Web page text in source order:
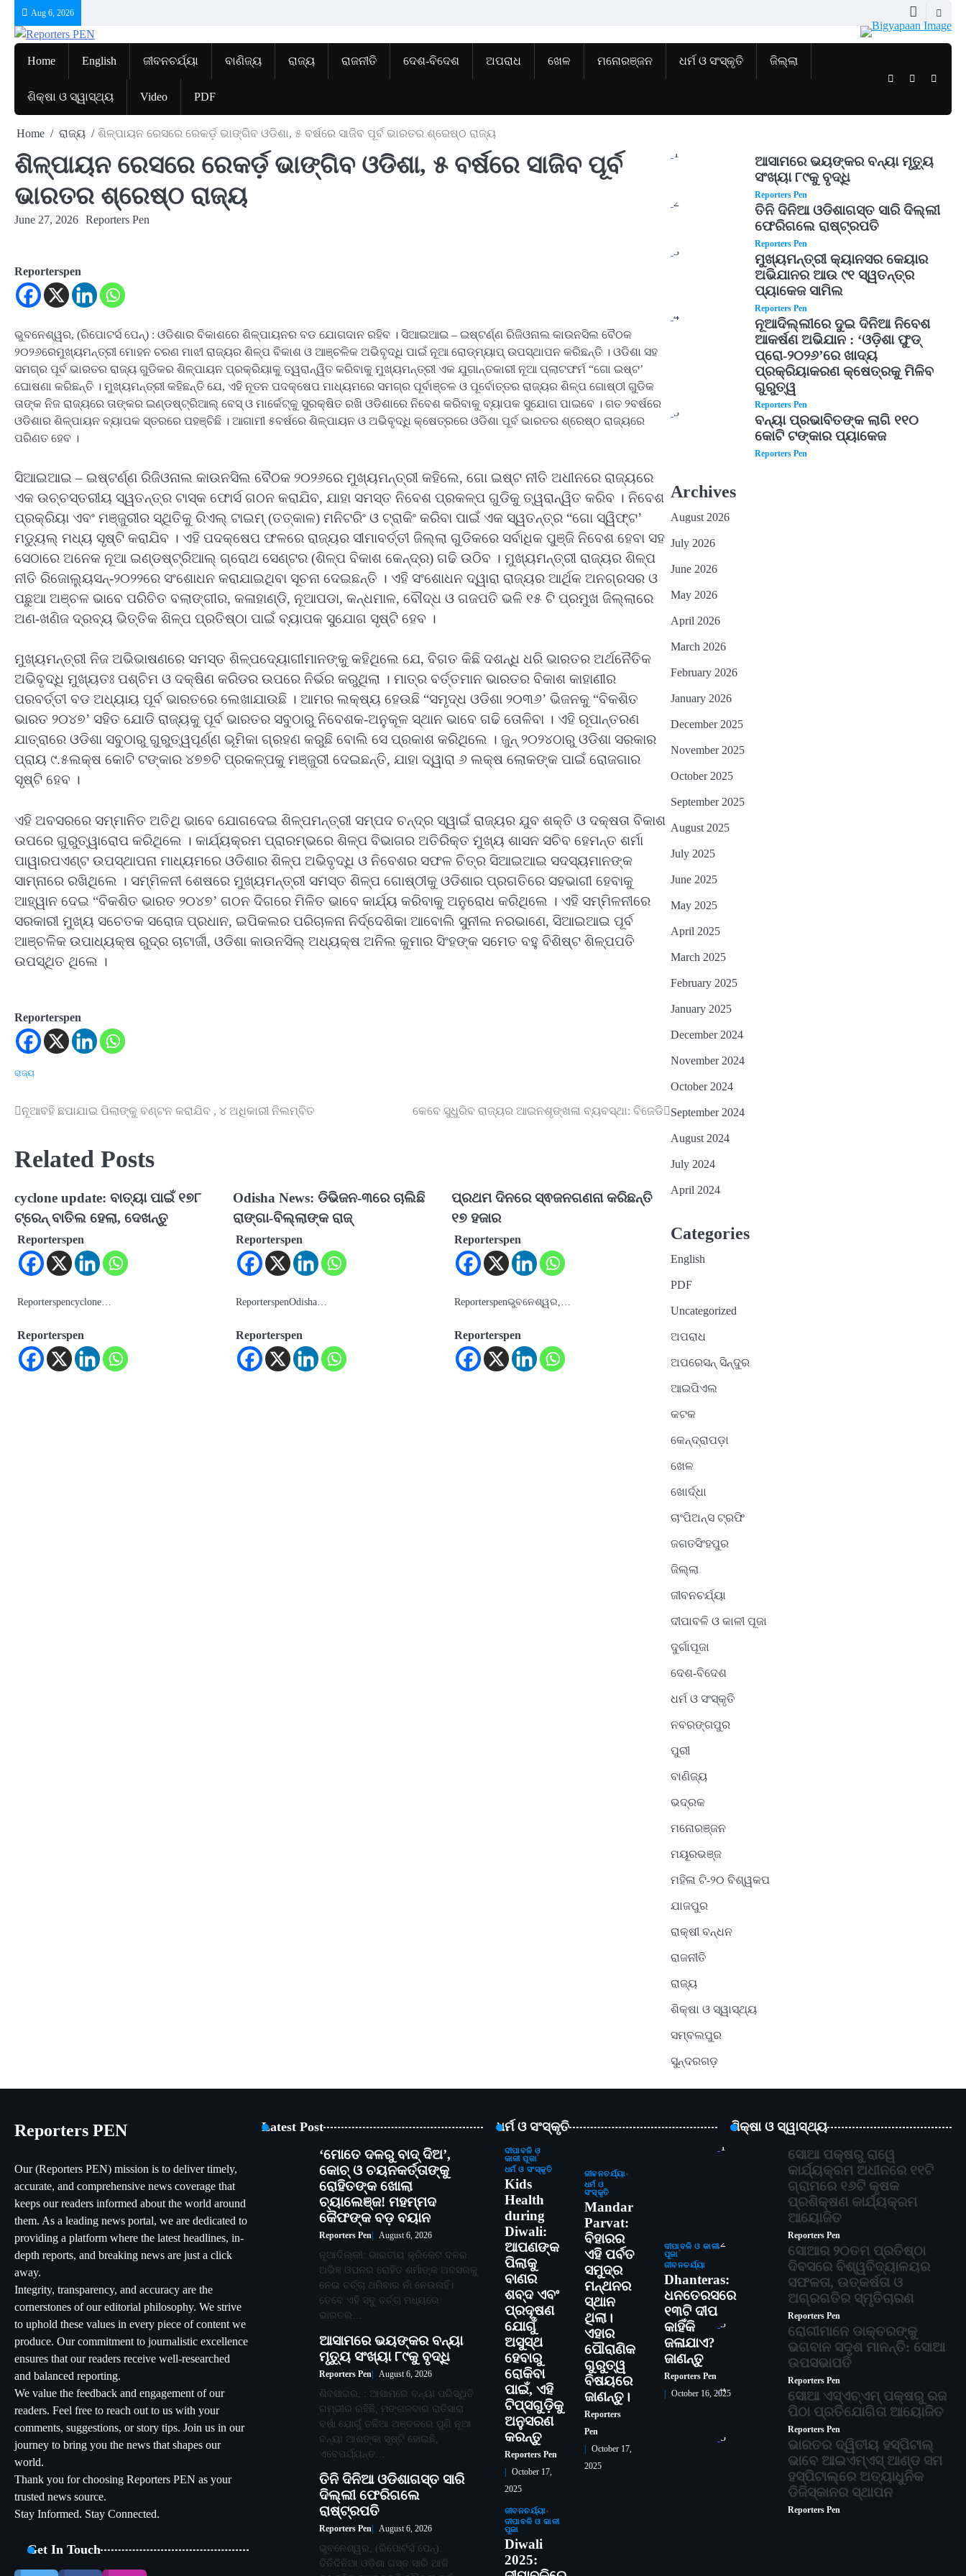
content
Aug 6, 2026
Home English ଜୀବନଚର୍ଯ୍ୟା ବାଣିଜ୍ୟ ରାଜ୍ୟ ରାଜନୀତି ଦେଶ-ବିଦେଶ ଅପରାଧ ଖେଳ ମନୋରଞ୍ଜନ ଧର୍ମ ଓ ସଂସ୍କୃତି ଜିଲ୍ଲା
ଶିକ୍ଷା ଓ ସ୍ୱାସ୍ଥ୍ୟ Video PDF
TwitterFacebook
Home ରାଜ୍ୟ ଶିଳ୍ପାୟନ ରେସରେ ରେକର୍ଡ଼ ଭାଙ୍ଗିବ ଓଡିଶା, ୫ ବର୍ଷରେ ସାଜିବ ପୂର୍ବ ଭାରତର ଶ୍ରେଷ୍ଠ ରାଜ୍ୟ
ଶିଳ୍ପାୟନ ରେସରେ ରେକର୍ଡ଼ ଭାଙ୍ଗିବ ଓଡିଶା, ୫ ବର୍ଷରେ ସାଜିବ ପୂର୍ବ
ଭାରତର ଶ୍ରେଷ୍ଠ ରାଜ୍ୟ
June 27, 2026 Reporters Pen
Reporterspen
ଭୁବନେଶ୍ୱର, (ରିପୋଟର୍ସ ପେନ୍‌) : ଓଡିଶାର ବିକାଶରେ ଶିଳ୍ପାୟନର ବଡ ଯୋଗଦାନ ରହିବ । ସିଆଇଆଇ – ଇଷ୍ଟର୍ଣ୍ଣ ରିଜିଓନାଲ କାଉନସିଲ ବୈଠକ
୨୦୨୬ରେମୁଖ୍ୟମନ୍ତ୍ରୀ ମୋହନ ଚରଣ ମାଝୀ ରାଜ୍ୟର ଶିଳ୍ପ ବିକାଶ ଓ ଆଞ୍ଚଳିକ ଅଭିବୃଦ୍ଧି ପାଇଁ ନୂଆ ରୋଡ୍ମ୍ୟାପ୍ ଉପସ୍ଥାପନ କରିଛନ୍ତି । ଓଡିଶା ସହ
ସମଗ୍ର ପୂର୍ବ ଭାରତର ରାଜ୍ୟ ଗୁଡିକର ଶିଳ୍ପାୟନ ପ୍ରକ୍ରିୟାକୁ ତ୍ୱରାନ୍ୱିତ କରିବାକୁ ମୁଖ୍ୟମନ୍ତ୍ରୀ ଏକ ଯୁଗାନ୍ତକାରୀ ନୂଆ ପ୍ଲାଟଫର୍ମ “ଗୋ ଇଷ୍ଟ’
ଘୋଷଣା କରିଛନ୍ତି । ମୁଖ୍ୟମନ୍ତ୍ରୀ କହିଛନ୍ତି ଯେ, ଏହି ନୂତନ ପଦକ୍ଷେପ ମାଧ୍ୟମରେ ସମଗ୍ର ପୂର୍ବାଞ୍ଚଳ ଓ ପୂର୍ବୋତ୍ତର ରାଜ୍ୟର ଶିଳ୍ପ ଗୋଷ୍ଠୀ ଗୁଡିକ
ତାଙ୍କ ନିଜ ରାଜ୍ୟରେ ତାଙ୍କର ଇଣ୍ଡଷ୍ଟ୍ରିଆଲ୍ ବେସ୍ ଓ ମାର୍କେଟ୍କୁ ସୁରକ୍ଷିତ ରଖି ଓଡିଶାରେ ନିବେଶ କରିବାକୁ ବ୍ୟାପକ ସୁଯୋଗ ପାଇବେ । ଗତ ୨ବର୍ଷରେ
ଓଡିଶାର ଶିଳ୍ପାୟନ ବ୍ୟାପକ ସ୍ତରରେ ପହଞ୍ଚିଛି । ଆଗାମୀ ୫ବର୍ଷରେ ଶିଳ୍ପାୟନ ଓ ଅଭିବୃଦ୍ଧି କ୍ଷେତ୍ରରେ ଓଡିଶା ପୂର୍ବ ଭାରତର ଶ୍ରେଷ୍ଠ ରାଜ୍ୟରେ
ପରିଣତ ହେବ ।
ସିଆଇଆଇ – ଇଷ୍ଟର୍ଣ୍ଣ ରିଜିଓନାଲ କାଉନସିଲ ବୈଠକ ୨୦୨୬ରେ ମୁଖ୍ୟମନ୍ତ୍ରୀ କହିଲେ, ଗୋ ଇଷ୍ଟ ନୀତି ଅଧୀନରେ ରାଜ୍ୟରେ
ଏକ ଉଚ୍ଚସ୍ତରୀୟ ସ୍ୱତନ୍ତ୍ର ଟାସ୍କ ଫୋର୍ସ ଗଠନ କରାଯିବ, ଯାହା ସମସ୍ତ ନିବେଶ ପ୍ରକଳ୍ପ ଗୁଡିକୁ ତ୍ୱରାନ୍ୱିତ କରିବ । ନିବେଶ
ପ୍ରକ୍ରିୟା ଏବଂ ମଞ୍ଜୁରୀର ସ୍ଥିତିକୁ ରିଏଲ୍ ଟାଇମ୍ (ତତ୍କାଳ) ମନିଟରିଂ ଓ ଟ୍ରାକିଂ କରିବା ପାଇଁ ଏକ ସ୍ୱତନ୍ତ୍ର “ଗୋ ସ୍ୱିଫ୍ଟ’
ମଡ୍ୟୁଲ୍ ମଧ୍ୟ ସୃଷ୍ଟି କରାଯିବ । ଏହି ପଦକ୍ଷେପ ଫଳରେ ରାଜ୍ୟର ସୀମାବର୍ତ୍ତୀ ଜିଲ୍ଲା ଗୁଡିକରେ ସର୍ବାଧିକ ପୁଞ୍ଜି ନିବେଶ ହେବା ସହ
ସେଠାରେ ଅନେକ ନୂଆ ଇଣ୍ଡଷ୍ଟ୍ରିଆଲ୍ ଗ୍ରୋଥ ସେଣ୍ଟର (ଶିଳ୍ପ ବିକାଶ କେନ୍ଦ୍ର) ଗଢି ଉଠିବ । ମୁଖ୍ୟମନ୍ତ୍ରୀ ରାଜ୍ୟର ଶିଳ୍ପ
ନୀତି ରିଜୋଲ୍ୟୁସନ୍‌-୨୦୨୨ରେ ସଂଶୋଧନ କରାଯାଇଥିବା ସୂଚନା ଦେଇଛନ୍ତି । ଏହି ସଂଶୋଧନ ଦ୍ୱାରା ରାଜ୍ୟର ଆର୍ଥିକ ଅନଗ୍ରସର ଓ
ପଛୁଆ ଅଞ୍ଚଳ ଭାବେ ପରିଚିତ ବଲାଙ୍ଗୀର, କଳାହାଣ୍ଡି, ନୂଆପଡା, କନ୍ଧମାଳ, ବୌଦ୍ଧ ଓ ଗଜପତି ଭଳି ୧୫ ଟି ପ୍ରମୁଖ ଜିଲ୍ଲାରେ
ଅଣ-ଖଣିଜ ଦ୍ରବ୍ୟ ଭିତ୍ତିକ ଶିଳ୍ପ ପ୍ରତିଷ୍ଠା ପାଇଁ ବ୍ୟାପକ ସୁଯୋଗ ସୃଷ୍ଟି ହେବ ।
ମୁଖ୍ୟମନ୍ତ୍ରୀ ନିଜ ଅଭିଭାଷଣରେ ସମସ୍ତ ଶିଳ୍ପଦ୍ୟୋଗୀମାନଙ୍କୁ କହିଥିଲେ ଯେ, ବିଗତ କିଛି ଦଶନ୍ଧି ଧରି ଭାରତର ଅର୍ଥନୈତିକ
ଅଭିବୃଦ୍ଧି ମୁଖ୍ୟତଃ ପଶ୍ଚିମ ଓ ଦକ୍ଷିଣ କରିଡର ଉପରେ ନିର୍ଭର କରୁଥିଲା । ମାତ୍ର ବର୍ତ୍ତମାନ ଭାରତର ବିକାଶ କାହାଣୀର
ପରବର୍ତ୍ତୀ ବଡ ଅଧ୍ୟାୟ ପୂର୍ବ ଭାରତରେ ଲେଖାଯାଉଛି । ଆମର ଲକ୍ଷ୍ୟ ହେଉଛି “ସମୃଦ୍ଧ ଓଡିଶା ୨୦୩୬’ ଭିଜନକୁ “ବିକଶିତ
ଭାରତ ୨୦୪୭’ ସହିତ ଯୋଡି ରାଜ୍ୟକୁ ପୂର୍ବ ଭାରତର ସବୁଠାରୁ ନିବେଶକ-ଅନୁକୂଳ ସ୍ଥାନ ଭାବେ ଗଢି ତୋଳିବା । ଏହି ରୂପାନ୍ତରଣ
ଯାତ୍ରାରେ ଓଡିଶା ସବୁଠାରୁ ଗୁରୁତ୍ୱପୂର୍ଣ୍ଣ ଭୂମିକା ଗ୍ରହଣ କରୁଛି ବୋଲି ସେ ପ୍ରକାଶ କରିଥିଲେ । ଜୁନ୍ ୨୦୨୪ଠାରୁ ଓଡିଶା ସରକାର
ପ୍ରାୟ ୯.୫ଲକ୍ଷ କୋଟି ଟଙ୍କାର ୪୭୭ଟି ପ୍ରକଳ୍ପକୁ ମଞ୍ଜୁରୀ ଦେଇଛନ୍ତି, ଯାହା ଦ୍ୱାରା ୬ ଲକ୍ଷ ଲୋକଙ୍କ ପାଇଁ ରୋଜଗାର
ସୃଷ୍ଟି ହେବ ।
ଏହି ଅବସରରେ ସମ୍ମାନିତ ଅତିଥି ଭାବେ ଯୋଗଦେଇ ଶିଳ୍ପମନ୍ତ୍ରୀ ସମ୍ପଦ ଚନ୍ଦ୍ର ସ୍ୱାଇଁ ରାଜ୍ୟର ଯୁବ ଶକ୍ତି ଓ ଦକ୍ଷତା ବିକାଶ
ଉପରେ ଗୁରୁତ୍ୱାରୋପ କରିଥିଲେ । କାର୍ଯ୍ୟକ୍ରମ ପ୍ରାରମ୍ଭରେ ଶିଳ୍ପ ବିଭାଗର ଅତିରିକ୍ତ ମୁଖ୍ୟ ଶାସନ ସଚିବ ହେମନ୍ତ ଶର୍ମା
ପାୱାରପଏଣ୍ଟ ଉପସ୍ଥାପନା ମାଧ୍ୟମରେ ଓଡିଶାର ଶିଳ୍ପ ଅଭିବୃଦ୍ଧି ଓ ନିବେଶର ସଫଳ ଚିତ୍ର ସିଆଇଆଇ ସଦସ୍ୟମାନଙ୍କ
ସାମ୍ନାରେ ରଖିଥିଲେ । ସମ୍ମିଳନୀ ଶେଷରେ ମୁଖ୍ୟମନ୍ତ୍ରୀ ସମସ୍ତ ଶିଳ୍ପ ଗୋଷ୍ଠୀକୁ ଓଡିଶାର ପ୍ରଗତିରେ ସହଭାଗୀ ହେବାକୁ
ଆହ୍ୱାନ ଦେଇ “ବିକଶିତ ଭାରତ ୨୦୪୭’ ଗଠନ ଦିଗରେ ମିଳିତ ଭାବେ କାର୍ଯ୍ୟ କରିବାକୁ ଅନୁରୋଧ କରିଥିଲେ । ଏହି ସମ୍ମିଳନୀରେ
ସରକାରୀ ମୁଖ୍ୟ ସଚେତକ ସରୋଜ ପ୍ରଧାନ, ଇପିକଲର ପରିଚାଳନା ନିର୍ଦ୍ଦେଶିକା ଆବୋଲି ସୁନୀଲ ନରଭାଣେ, ସିଆଇଆଇ ପୂର୍ବ
ଆଞ୍ଚଳିକ ଉପାଧ୍ୟକ୍ଷ ରୁଦ୍ର ଚାଟାର୍ଜୀ, ଓଡିଶା କାଉନସିଲ୍ ଅଧ୍ୟକ୍ଷ ଅନିଲ କୁମାର ସିଂହଙ୍କ ସମେତ ବହୁ ବିଶିଷ୍ଟ ଶିଳ୍ପପତି
ଉପସ୍ଥିତ ଥିଲେ ।
Reporterspen
ରାଜ୍ୟ
Post
ନୂଆବହି ଛପାଯାଇ ପିଲାଙ୍କୁ ବଣ୍ଟନ କରାଯିବ , ୪ ଅଧିକାରୀ ନିଲମ୍ବିତ କେବେ ସୁଧୁରିବ ରାଜ୍ୟର ଆଇନଶୃଙ୍ଖଳା ବ୍ୟବସ୍ଥା: ବିଜେଡି
Related Posts
cyclone update: ବାତ୍ୟା ପାଇଁ ୧୭୮
ଟ୍ରେନ୍‌ ବାତିଲ ହେଲା, ଦେଖନ୍ତୁ
Reporterspen
Reporterspencyclone…
Reporterspen
Odisha News: ଡିଭିଜନ-୩ରେ ଚାଲିଛି
ରାଙ୍ଗା-ବିଲ୍ଲାଙ୍କ ରାଜ୍‌
Reporterspen
ReporterspenOdisha…
Reporterspen
ପ୍ରଥମ ଦିନରେ ସ୍ଵଜନଗଣନା କରିଛନ୍ତି
୧୭ ହଜାର
Reporterspen
Reporterspenଭୁବନେଶ୍ୱର,…
Reporterspen
1
ଆସାମରେ ଭୟଙ୍କର ବନ୍ୟା ମୃତ୍ୟୁ
ସଂଖ୍ୟା ୮୯କୁ ବୃଦ୍ଧି
Reporters Pen
2
ତିନି ଦିନିଆ ଓଡିଶାଗସ୍ତ ସାରି ଦିଲ୍ଲୀ
ଫେରିଗଲେ ରାଷ୍ଟ୍ରପତି
Reporters Pen
3
ମୁଖ୍ୟମନ୍ତ୍ରୀ କ୍ୟାନସର କେୟାର
ଅଭିଯାନର ଆଉ ୯୧ ସ୍ୱତନ୍ତ୍ର
ପ୍ୟାକେଜ ସାମିଲ
Reporters Pen
4
ନୂଆଦିଲ୍ଲୀରେ ଦୁଇ ଦିନିଆ ନିବେଶ
ଆକର୍ଷଣ ଅଭିଯାନ : ‘ଓଡ଼ିଶା ଫୁଡ୍
ପ୍ରୋ-୨୦୨୬’ରେ ଖାଦ୍ୟ
ପ୍ରକ୍ରିୟାକରଣ କ୍ଷେତ୍ରକୁ ମିଳିବ
ଗୁରୁତ୍ୱ
Reporters Pen
5
ବନ୍ୟା ପ୍ରଭାବିତଙ୍କ ଲାଗି ୧୧୦
କୋଟି ଟଙ୍କାର ପ୍ୟାକେଜ
Reporters Pen
Archives
August 2026
July 2026
June 2026
May 2026
April 2026
March 2026
February 2026
January 2026
December 2025
November 2025
October 2025
September 2025
August 2025
July 2025
June 2025
May 2025
April 2025
March 2025
February 2025
January 2025
December 2024
November 2024
October 2024
September 2024
August 2024
July 2024
April 2024
Categories
English
PDF
Uncategorized
ଅପରାଧ
ଅପରେସନ୍ ସିନ୍ଦୁର
ଆଇପିଏଲ
କଟକ
କେନ୍ଦ୍ରାପଡ଼ା
ଖେଳ
ଖୋର୍ଦ୍ଧା
ଚାଂପିଅନ୍ସ ଟ୍ରଫି
ଜଗତସିଂହପୁର
ଜିଲ୍ଲା
ଜୀବନଚର୍ଯ୍ୟା
ଦୀପାବଳି ଓ କାଳୀ ପୂଜା
ଦୁର୍ଗାପୂଜା
ଦେଶ-ବିଦେଶ
ଧର୍ମ ଓ ସଂସ୍କୃତି
ନବରଙ୍ଗପୁର
ପୁରୀ
ବାଣିଜ୍ୟ
ଭଦ୍ରକ
ମନୋରଞ୍ଜନ
ମୟୂରଭଞ୍ଜ
ମହିଳା ଟି-୨୦ ବିଶ୍ୱକପ
ଯାଜପୁର
ରାକ୍ଷୀ ବନ୍ଧନ
ରାଜନୀତି
ରାଜ୍ୟ
ଶିକ୍ଷା ଓ ସ୍ୱାସ୍ଥ୍ୟ
ସମ୍ବଲପୁର
ସୁନ୍ଦରଗଡ଼
Reporters PEN
Our (Reporters PEN) mission is to deliver timely,
accurate, and comprehensive news coverage that
keeps our readers informed about the world around
them. As a leading news portal, we are dedicated to
providing a platform where the latest headlines, in-
depth reports, and breaking news are just a click
away.
Integrity, transparency, and accuracy are the
cornerstones of our editorial philosophy. We strive
to uphold these values in every piece of content we
produce. Our commitment to journalistic excellence
ensures that our readers receive well-researched
and balanced reporting.
We value the feedback and engagement of our
readers. Feel free to reach out to us with your
comments, suggestions, or story tips. Join us in our
journey to bring you the news that shapes our
world.
Thank you for choosing Reporters PEN as your
trusted news source.
Stay Informed. Stay Connected.
Get In Touch
Latest Post
‘ମୋତେ ଦଳରୁ ବାଦ୍ ଦିଅ’,
କୋଚ୍ ଓ ଚୟନକର୍ତ୍ତାଙ୍କୁ
ରୋହିତଙ୍କ ଖୋଲା
ଚ୍ୟାଲେଞ୍ଜ! ମହମ୍ମଦ
କୈଫଙ୍କ ବଡ଼ ବୟାନ
Reporters Pen August 6, 2026
ନୂଆଦିଲ୍ଲୀ: ଭାରତୀୟ କ୍ରିକେଟ ଦଳର
ଅଭିଜ୍ଞ ଓପନର ରୋହିତ ଶର୍ମାଙ୍କ ଅବସରକୁ
ନେଇ ଚର୍ଚ୍ଚା ଥମିବାର ନାଁ ନେଉନାହିଁ।
ତେବେ ଏହି ସବୁ ଚର୍ଚ୍ଚା ମଧ୍ୟରେ
ଭାରତର…
ଆସାମରେ ଭୟଙ୍କର ବନ୍ୟା
ମୃତ୍ୟୁ ସଂଖ୍ୟା ୮୯କୁ ବୃଦ୍ଧି
Reporters Pen August 6, 2026
ଶିବସାଗର, : ଆସାମରେ ବନ୍ୟା ପରିସ୍ଥିତି
ଗମ୍ଭୀର ରହିଛି, ମଙ୍ଗଳବାର ରାତିସାରା
ବର୍ଷା ଯୋଗୁଁ ତଳିଆ ଅଞ୍ଚଳରେ ପୁଣି ନୂଆ
ବନ୍ୟା ଆଶଙ୍କା ସୃଷ୍ଟି ହୋଇଛି,
ଏବେପର୍ଯ୍ୟନ୍ତ…
ତିନି ଦିନିଆ ଓଡିଶାଗସ୍ତ ସାରି
ଦିଲ୍ଲୀ ଫେରିଗଲେ
ରାଷ୍ଟ୍ରପତି
Reporters Pen August 6, 2026
ଭୁବନେଶ୍ୱର, (ରିପୋର୍ଟର୍ସ ପେନ୍‌):
ତିନିଦିନିଆ ଓଡ଼ିଶା ଗସ୍ତ ସାରି ଆଜି
ଧର୍ମ ଓ ସଂସ୍କୃତି
ଦୀପାବଳି ଓ
କାଳୀ ପୂଜା
ଧର୍ମ ଓ ସଂସ୍କୃତି
Kids
Health
during
Diwali:
ଆପଣଙ୍କ
ପିଲାକୁ
ବାଣର
ଶବ୍ଦ ଏବଂ
ପ୍ରଦୂଷଣ
ଯୋଗୁଁ
ଅସୁସ୍ଥ
ହେବାରୁ
ରୋକିବା
ପାଇଁ, ଏହି
ଟିପ୍ସଗୁଡ଼ିକୁ
ଅନୁସରଣ
କରନ୍ତୁ
Reporters Pen
October 17,
2025
ଜୀବନଚର୍ଯ୍ୟା
ଧର୍ମ ଓ
ସଂସ୍କୃତି
Mandar
Parvat:
ବିହାରର
ଏହି ପର୍ବତ
ସମୁଦ୍ର
ମନ୍ଥନର
ସ୍ଥାନ
ଥିଲା।
ଏହାର
ପୌରାଣିକ
ଗୁରୁତ୍ୱ
ବିଷୟରେ
ଜାଣନ୍ତୁ।
Reporters
Pen
October 17,
2025
ଦୀପାବଳି ଓ କାଳୀ
ପୂଜା
ଜୀବନଚର୍ଯ୍ୟା
Dhanteras:
ଧନତେରସରେ
୧୩ଟି ଦୀପ
କାହିଁକି
ଜଳାଯାଏ?
ଜାଣନ୍ତୁ
Reporters Pen
October 16, 2025
ଜୀବନଚର୍ଯ୍ୟା
ଦୀପାବଳି ଓ କାଳୀ
ପୂଜା
Diwali
2025:
ଶିକ୍ଷା ଓ ସ୍ୱାସ୍ଥ୍ୟ
1
ସୋଆ ପକ୍ଷରୁ ରାୱେ
କାର୍ଯ୍ୟକ୍ରମ ଅଧୀନରେ ୧୧ଟି
ଗ୍ରାମରେ ୧୬ଟି କୃଷକ
ପ୍ରଶିକ୍ଷଣ କାର୍ଯ୍ୟକ୍ରମ
ଆୟୋଜିତ
Reporters Pen
2
ସୋଆର ୨୦ତମ ପ୍ରତିଷ୍ଠା
ଦିବସରେ ବିଶ୍ୱବିଦ୍ୟାଳୟର
ସଫଳତା, ଉତ୍କର୍ଷତା ଓ
ଅଗ୍ରଗତିର ସ୍ମୃତିଚାରଣ
Reporters Pen
3
ରୋଗୀମାନେ ଡାକ୍ତରଙ୍କୁ
ଭଗବାନ ସଦୃଶ ମାନନ୍ତି: ସୋଆ
ଉପସଭାପତି
Reporters Pen
4
ସୋଆ ଏସ୍‌ଏଚ୍‌ଏମ୍ ପକ୍ଷରୁ ରଜ
ପିଠା ପ୍ରତିଯୋଗିତା ଆୟୋଜିତ
Reporters Pen
5
ଭାରତର ଦ୍ୱିତୀୟ ହସ୍ପିଟାଲ୍
ଭାବେ ଆଇଏମ୍‌ଏସ୍ ଆଣ୍ଡ ସମ
ହସ୍ପିଟାଲ୍‌ରେ ଅତ୍ୟାଧୁନିକ
ଡିଜିସ୍କାନର ସ୍ଥାପନ
Reporters Pen